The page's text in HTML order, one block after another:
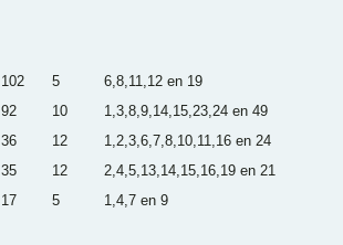
102 5
6,8,11,12 en 19
92 10
1,3,8,9,14,15,23,24 en 49
36 12
1,2,3,6,7,8,10,11,16 en 24
35 12
2,4,5,13,14,15,16,19 en 21
17 5
1,4,7 en 9